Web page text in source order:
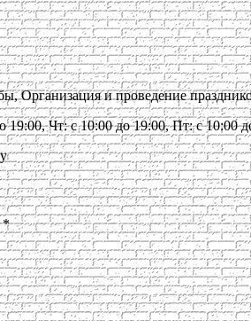
Организация и проведение
Чт: с 10:00 до 19:00, Пт: с 10:00
*